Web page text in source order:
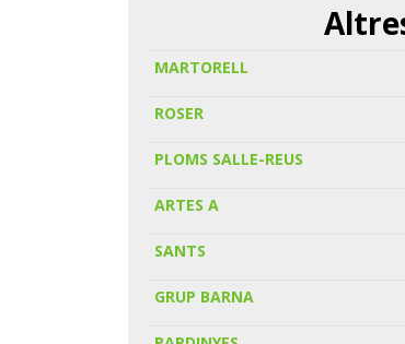
MARTORELL
ROSER
PLOMS SALLE-REUS
ARTES A
SANTS
GRUP BARNA